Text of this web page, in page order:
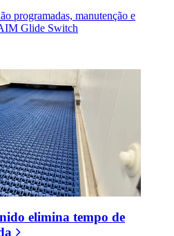
programadas, manutenção e
Glide Switch
elimina tempo de